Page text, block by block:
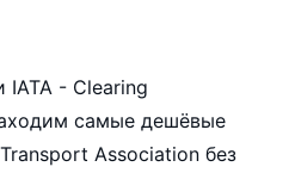
- Clearing
самые дешёвые
Association без